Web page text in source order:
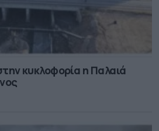
κυκλοφορία η Παλαιά